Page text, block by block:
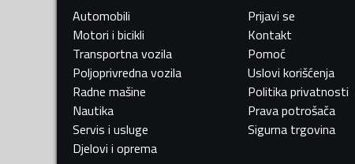
Automobili
Motori i bicikli
Transportna vozila
Poljoprivredna vozila
Radne mašine
Nautika
Servis i usluge
Djelovi i oprema
Prijavi se
Kontakt
Pomoć
Uslovi korišćenja
Politika privatnosti
Prava potrošača
Sigurna trgovina